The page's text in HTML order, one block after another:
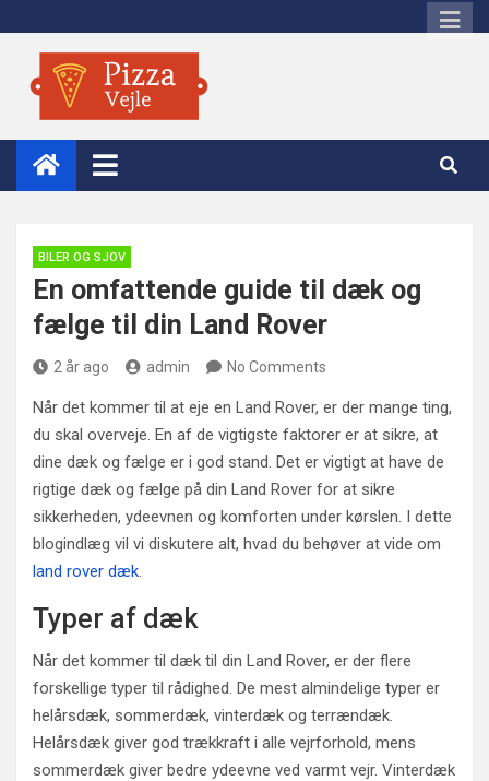
to
content
Pizza Vejle
BILER OG SJOV
En omfattende guide til dæk og
fælge til din Land Rover
2 år ago admin No Comments
Når det kommer til at eje en Land Rover, er der mange ting,
du skal overveje. En af de vigtigste faktorer er at sikre, at
dine dæk og fælge er i god stand. Det er vigtigt at have de
rigtige dæk og fælge på din Land Rover for at sikre
sikkerheden, ydeevnen og komforten under kørslen. I dette
blogindlæg vil vi diskutere alt, hvad du behøver at vide om
land rover dæk.
Typer af dæk
Når det kommer til dæk til din Land Rover, er der flere
forskellige typer til rådighed. De mest almindelige typer er
helårsdæk, sommerdæk, vinterdæk og terrændæk.
Helårsdæk giver god trækkraft i alle vejrforhold, mens
sommerdæk giver bedre ydeevne ved varmt vejr. Vinterdæk